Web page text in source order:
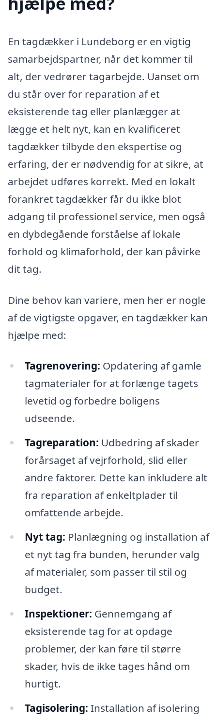
En tagdækker i Lundeborg er en vigtig
samarbejdspartner, når det kommer til
alt, der vedrører tagarbejde. Uanset om
du står over for reparation af et
eksisterende tag eller planlægger at
lægge et helt nyt, kan en kvalificeret
tagdækker tilbyde den ekspertise og
erfaring, der er nødvendig for at sikre, at
arbejdet udføres korrekt. Med en lokalt
forankret tagdækker får du ikke blot
adgang til professionel service, men også
en dybdegående forståelse af lokale
forhold og klimaforhold, der kan påvirke
dit tag.
Dine behov kan variere, men her er nogle
af de vigtigste opgaver, en tagdækker kan
hjælpe med:
Tagrenovering: Opdatering af gamle
tagmaterialer for at forlænge tagets
levetid og forbedre boligens
udseende.
Tagreparation: Udbedring af skader
forårsaget af vejrforhold, slid eller
andre faktorer. Dette kan inkludere alt
fra reparation af enkeltplader til
omfattende arbejde.
Nyt tag: Planlægning og installation af
et nyt tag fra bunden, herunder valg
af materialer, som passer til stil og
budget.
Inspektioner: Gennemgang af
eksisterende tag for at opdage
problemer, der kan føre til større
skader, hvis de ikke tages hånd om
hurtigt.
Tagisolering: Installation af isolering